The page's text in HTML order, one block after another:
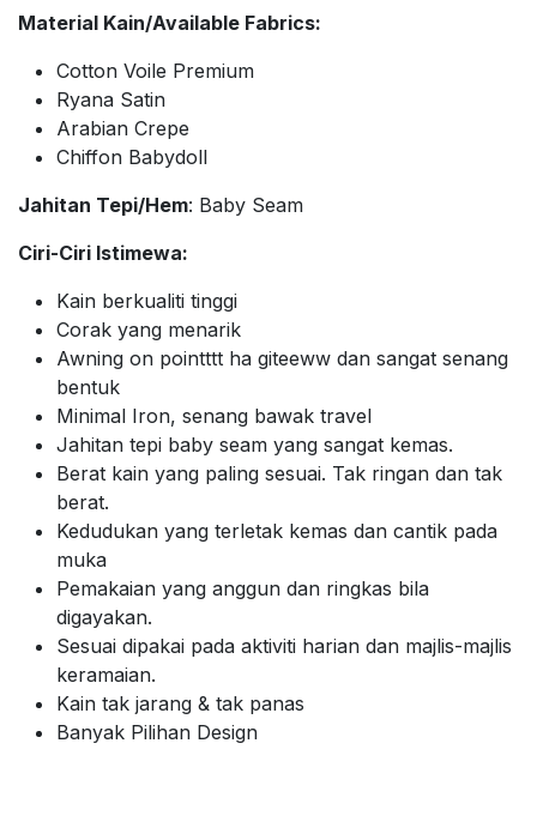
Material Kain/Available Fabrics:
Cotton Voile Premium
Ryana Satin
Arabian Crepe
Chiffon Babydoll
Jahitan Tepi/Hem: Baby Seam
Ciri-Ciri Istimewa:
Kain berkualiti tinggi
Corak yang menarik
Awning on pointttt ha giteeww dan sangat senang
bentuk
Minimal Iron, senang bawak travel
Jahitan tepi baby seam yang sangat kemas.
Berat kain yang paling sesuai. Tak ringan dan tak
berat.
Kedudukan yang terletak kemas dan cantik pada
muka
Pemakaian yang anggun dan ringkas bila
digayakan.
Sesuai dipakai pada aktiviti harian dan majlis-majlis
keramaian.
Kain tak jarang & tak panas
Banyak Pilihan Design